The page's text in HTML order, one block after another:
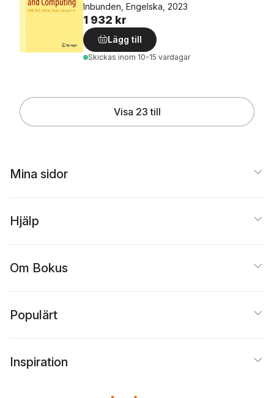
Inbunden, Engelska, 2023
1 932 kr
Lägg till
Skickas inom 10-15 vardagar
Visa 23 till
Mina sidor
Hjälp
Om Bokus
Populärt
Inspiration